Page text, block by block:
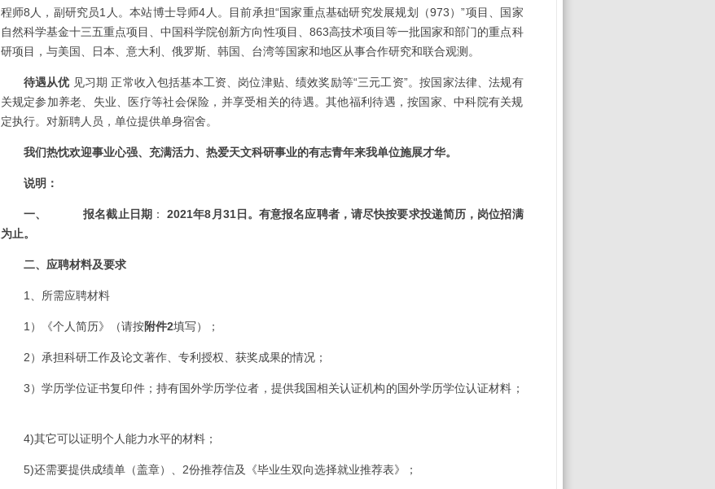
程师8 人，副研究员1 人。本站博士导师4 人。目前承担“国家重点基础研究发展规划（973）”项目、国家
自然科学基金十三五重点项目、中国科学院创新方向性项目、 863高技术项目等一批国家和部门的重点科
研项目，与美国、日本、意大利、俄罗斯、韩国、台湾等国家和地区从事合作研究和联合观测。
待遇从优 见习期 正常收入包括基本工资、岗位津贴、绩效奖励等“三元工资”。按国家法律、法规有
关规定参加养老、失业、医疗等社会保险，并享受相关的待遇。其他福利待遇，按国家、中科院有关规
定执行。对新聘人员，单位提供单身宿舍。
我们热忱欢迎事业心强、充满活力、热爱天文科研事业的有志青年来我单位施展才华。
说明：
一、 报名截止日期 ：2021年8 月 31日。有意报名应聘者，请尽快按要求投递简历， 岗位招满
为止。
二、应聘材料及要求
1 、所需应聘材料
1 ）《个人简历》（请按附件2填写）；
2）承担科研工作及论文著作、专利授权、获奖成果的情况；
3）学历学位证书复印件；持有国外学历学位者，提供我国相关认证机构的国外学历学位认证材料；
4)其它可以证明个人能力水平的材料；
5)还需要提供成绩单（盖章）、 2份推荐信及《毕业生双向选择就业推荐表》；